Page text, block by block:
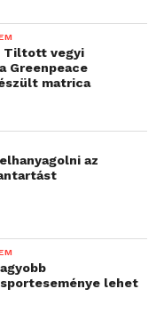
Tiltott vegyi
Greenpeace
matrica
az
lehet